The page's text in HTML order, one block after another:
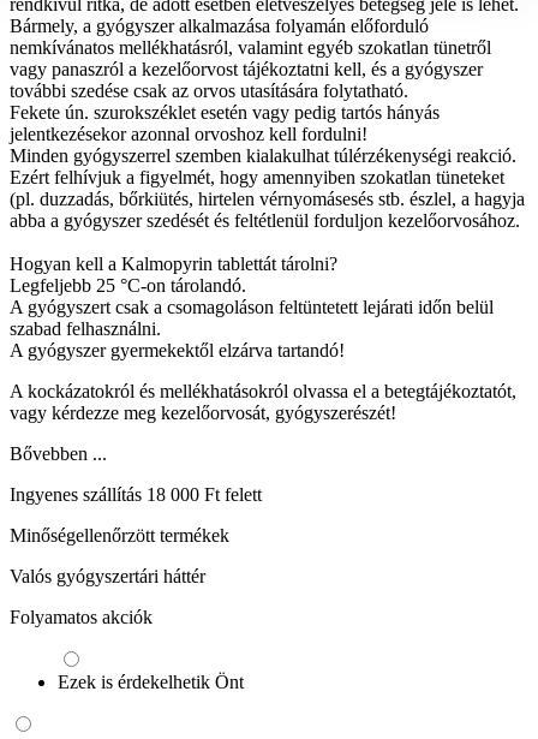
rendkívül ritka, de adott esetben életveszélyes betegség jele is lehet.
Bármely, a gyógyszer alkalmazása folyamán előforduló
nemkívánatos mellékhatásról, valamint egyéb szokatlan tünetről
vagy panaszról a kezelőorvost tájékoztatni kell, és a gyógyszer
további szedése csak az orvos utasítására folytatható.
Fekete ún. szurokszéklet esetén vagy pedig tartós hányás
jelentkezésekor azonnal orvoshoz kell fordulni!
Minden gyógyszerrel szemben kialakulhat túlérzékenységi reakció.
Ezért felhívjuk a figyelmét, hogy amennyiben szokatlan tüneteket
(pl. duzzadás, bőrkiütés, hirtelen vérnyomásesés stb. észlel, a hagyja
abba a gyógyszer szedését és feltétlenül forduljon kezelőorvosához.
Hogyan kell a Kalmopyrin tablettát tárolni?
Legfeljebb 25 °C-on tárolandó.
A gyógyszert csak a csomagoláson feltüntetett lejárati időn belül
szabad felhasználni.
A gyógyszer gyermekektől elzárva tartandó!
A kockázatokról és mellékhatásokról olvassa el a betegtájékoztatót,
vagy kérdezze meg kezelőorvosát, gyógyszerészét!
Bővebben ...
Ingyenes szállítás 18 000 Ft felett
Minőségellenőrzött termékek
Valós gyógyszertári háttér
Folyamatos akciók
Ezek is érdekelhetik Önt